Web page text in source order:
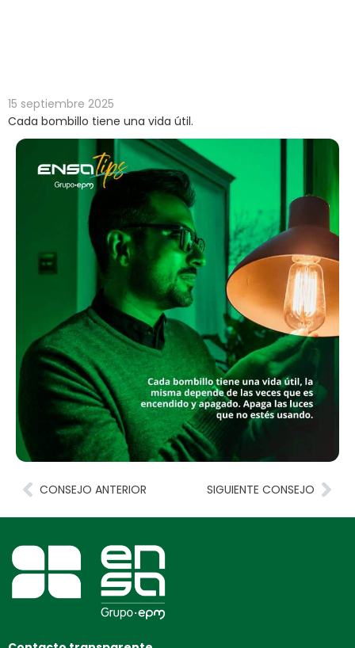
15 septiembre 2025
Cada bombillo tiene una vida útil.
CONSEJO ANTERIOR SIGUIENTE CONSEJO